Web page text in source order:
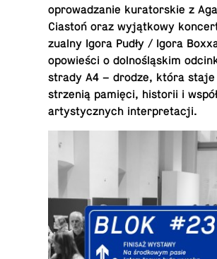
opro­wa­dza­nie ku­ra­tor­skie z
Ciastoń oraz wy­jąt­ko­wy
zu­al­ny Igora Pudły / Igora
opo­wie­ści o dol­no­ślą­skim
stra­dy A4 – drodze, która
strze­nią pamięci, hi­sto­rii i
ar­ty­stycz­nych interpretacji.